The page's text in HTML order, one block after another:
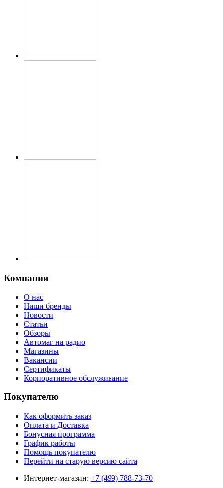
Компания
О нас
Наши бренды
Новости
Статьи
Обзоры
Автомаг на радио
Магазины
Вакансии
Сертификаты
Корпоративное обслуживание
Покупателю
Как оформить заказ
Оплата и Доставка
Бонусная программа
График работы
Помощь покупателю
Перейти на старую версию сайта
Интернет-магазин: +7 (499) 788-73-70